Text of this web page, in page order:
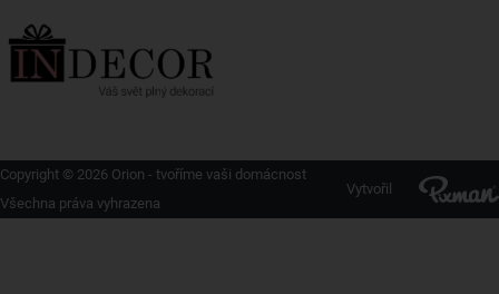
Copyright © 2026 Orion - tvoříme vaši domácnost
Všechna práva vyhrazena
Vytvořil